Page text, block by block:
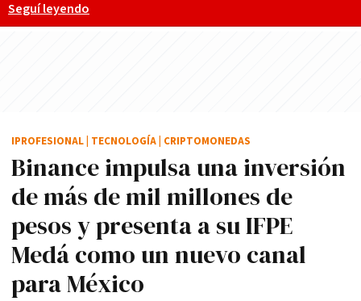
Seguí leyendo
Binance impulsa una inversión
de más de mil millones de
pesos y presenta a su IFPE
Medá como un nuevo canal
para México
IPROFESIONAL TECNOLOGÍA CRIPTOMONEDAS